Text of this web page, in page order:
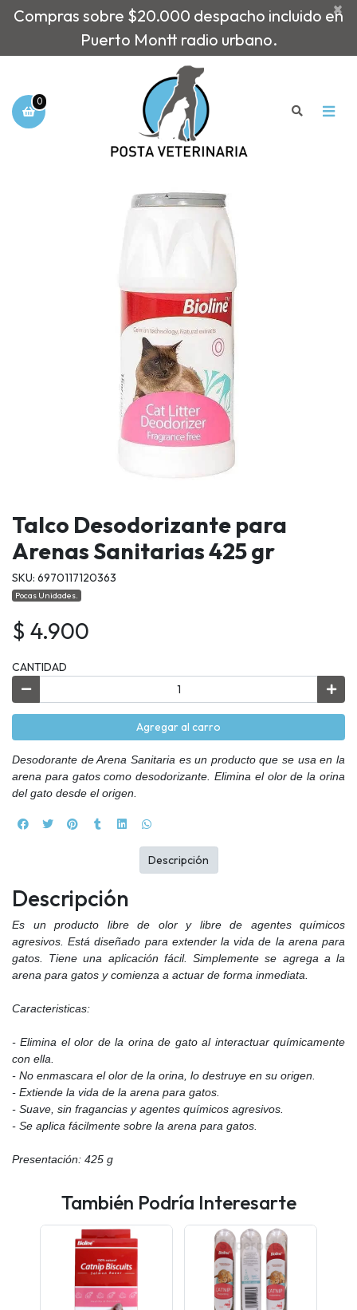
Compras sobre $20.000 despacho incluido en
Puerto Montt radio urbano.
×
0
Talco Desodorizante para
Arenas Sanitarias 425 gr
SKU: 6970117120363
Pocas Unidades.
$ 4.900
CANTIDAD
Agregar al carro
Desodorante de Arena Sanitaria es un producto que se usa en la
arena para gatos como desodorizante. Elimina el olor de la orina
del gato desde el origen.
Descripción
Es un producto libre de olor y libre de agentes químicos
agresivos. Está diseñado para extender la vida de la arena para
gatos. Tiene una aplicación fácil. Simplemente se agrega a la
arena para gatos y comienza a actuar de forma inmediata.
Caracteristicas:
- Elimina el olor de la orina de gato al interactuar químicamente
con ella.
- No enmascara el olor de la orina, lo destruye en su origen.
- Extiende la vida de la arena para gatos.
- Suave, sin fragancias y agentes químicos agresivos.
- Se aplica fácilmente sobre la arena para gatos.
Presentación: 425 g
Descripción
También Podría Interesarte